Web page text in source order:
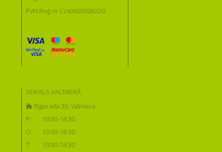
PVN Reģ.nr LV43603006320
VEIKALS VALMIERĀ:
Rīgas iela 30, Valmiera
P:
10:00-18:30
O:
10:00-18:30
T:
10:00-18:30